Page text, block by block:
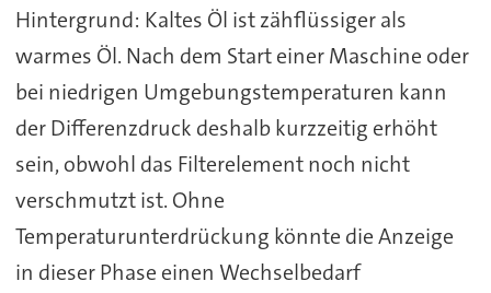
Hintergrund: Kaltes Öl ist zähflüssiger als
warmes Öl. Nach dem Start einer Maschine oder
bei niedrigen Umgebungstemperaturen kann
der Differenzdruck deshalb kurzzeitig erhöht
sein, obwohl das Filterelement noch nicht
verschmutzt ist. Ohne
Temperaturunterdrückung könnte die Anzeige
in dieser Phase einen Wechselbedarf